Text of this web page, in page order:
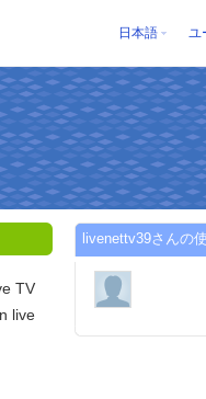
日本語 ユ
TV
live
livenettv39さんの